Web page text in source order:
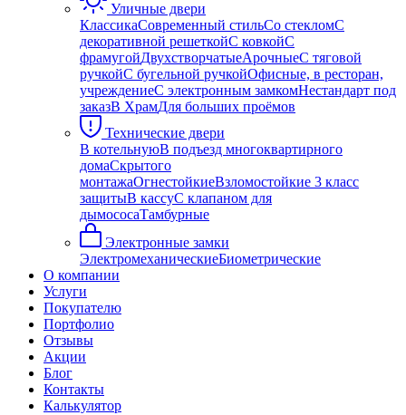
Уличные двери
КлассикаСовременный стильСо стекломС
декоративной решеткойС ковкойС
фрамугойДвухстворчатыеАрочныеС тяговой
ручкойС бугельной ручкойОфисные, в ресторан,
учреждениеС электронным замкомНестандарт под
заказВ ХрамДля больших проёмов
Технические двери
В котельнуюВ подъезд многоквартирного
домаСкрытого
монтажаОгнестойкиеВзломостойкие 3 класс
защитыВ кассуС клапаном для
дымососаТамбурные
Электронные замки
ЭлектромеханическиеБиометрические
О компании
Услуги
Покупателю
Портфолио
Отзывы
Акции
Блог
Контакты
Калькулятор